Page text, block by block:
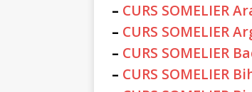
– CURS SOMELIER
– CURS SOMELIER
– CURS SOMELIER
– CURS SOMELIER